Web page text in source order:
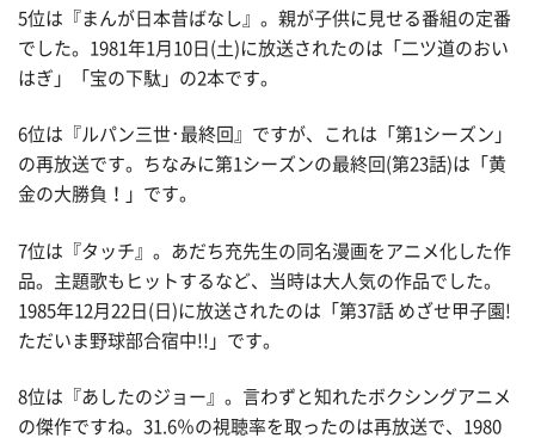
5位は『まんが日本昔ばなし』。親が子供に見せる番組の定番
でした。1981年1月10日(土)に放送されたのは「二ツ道のおい
はぎ」「宝の下駄」の2本です。
6位は『ルパン三世･最終回』ですが、これは「第1シーズン」
の再放送です。ちなみに第1シーズンの最終回(第23話)は「黄
金の大勝負！」です。
7位は『タッチ』。あだち充先生の同名漫画をアニメ化した作
品。主題歌もヒットするなど、当時は大人気の作品でした。
1985年12月22日(日)に放送されたのは「第37話 めざせ甲子園!
ただいま野球部合宿中!!」です。
8位は『あしたのジョー』。言わずと知れたボクシングアニメ
の傑作ですね。31.6％の視聴率を取ったのは再放送で、1980